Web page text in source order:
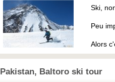
Ski,
Peu
Alors
Pakistan, Baltoro ski tour